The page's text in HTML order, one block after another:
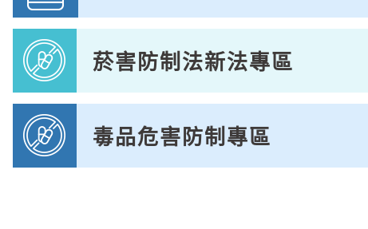
菸害防制法新法專區
毒品危害防制專區